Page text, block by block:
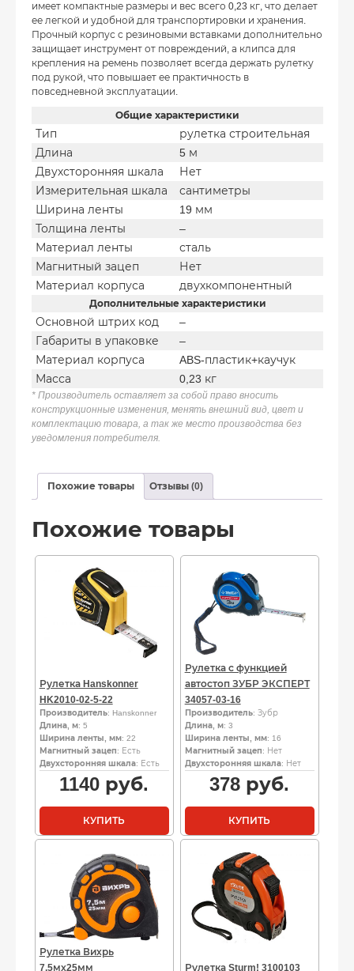
имеет компактные размеры и вес всего 0,23 кг, что делает
ее легкой и удобной для транспортировки и хранения.
Прочный корпус с резиновыми вставками дополнительно
защищает инструмент от повреждений, а клипса для
крепления на ремень позволяет всегда держать рулетку
под рукой, что повышает ее практичность в
повседневной эксплуатации.
Общие характеристики
Тип
рулетка строительная
Длина
5 м
Двухсторонняя шкала
Нет
Измерительная шкала
сантиметры
Ширина ленты
19 мм
Толщина ленты
–
Материал ленты
сталь
Магнитный зацеп
Нет
Материал корпуса
двухкомпонентный
Дополнительные характеристики
Основной штрих код
–
Габариты в упаковке
–
Материал корпуса
ABS-пластик+каучук
Масса
0,23 кг
* Производитель оставляет за собой право вносить
конструкционные изменения, менять внешний вид, цвет и
комплектацию товара, а так же место производства без
уведомления потребителя.
Похожие товары Отзывы (0)
Похожие товары
Рулетка Hanskonner
HK2010-02-5-22
Производитель: Hanskonner
Длина, м: 5
Ширина ленты, мм: 22
Магнитный зацеп: Есть
Двухсторонняя шкала: Есть
1140 руб.
КУПИТЬ
Рулетка с функцией
автостоп ЗУБР ЭКСПЕРТ
34057-03-16
Производитель: Зубр
Длина, м: 3
Ширина ленты, мм: 16
Магнитный зацеп: Нет
Двухсторонняя шкала: Нет
378 руб.
КУПИТЬ
Рулетка Вихрь
7,5мх25мм
Рулетка Sturm! 3100103